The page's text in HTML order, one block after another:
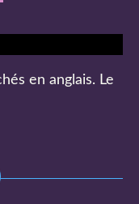
en anglais. Le